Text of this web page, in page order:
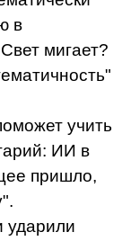
в
мигает?
учить
ИИ в
пришло,
ударили